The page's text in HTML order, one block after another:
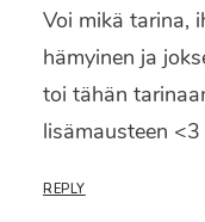
Voi mikä tarina,
hämyinen ja
toi tähän
lisämausteen <3
REPLY